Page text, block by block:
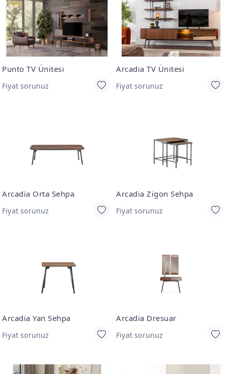
Punto TV Ünitesi
Fiyat sorunuz
Arcadia TV Ünitesi
Fiyat sorunuz
Arcadia Orta Sehpa
Fiyat sorunuz
Arcadia Zigon Sehpa
Fiyat sorunuz
Arcadia Yan Sehpa
Fiyat sorunuz
Arcadia Dresuar
Fiyat sorunuz